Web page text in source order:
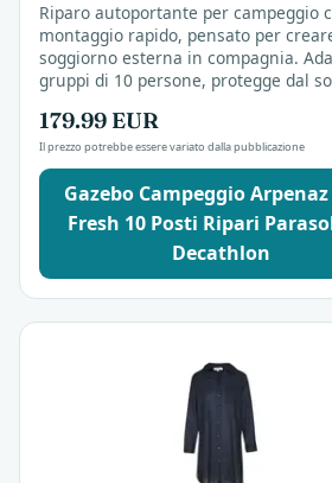
Riparo autoportante per campeggio
montaggio rapido, pensato per
soggiorno esterna in compagnia.
gruppi di 10 persone, protegge dal
179.99 EUR
Il prezzo potrebbe essere variato dalla pubblicazione
Gazebo Campeggio Arpenaz
Fresh 10 Posti Ripari
Decathlon